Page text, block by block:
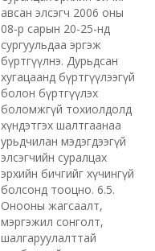
авсан элсэгч 2006 оны
08-р сарын 20-25-нд
сургуульдаа эргэж
бүртгүүлнэ. Дурьдсан
хугацаанд бүртгүүлээгүй
болон бүртгүүлэх
боломжгүй тохиолдолд
хүндэтгэх шалтгаанаа
урьдчилан мэдэгдээгүй
элсэгчийн суралцах
эрхийн бичгийг хүчингүй
болсонд тооцно. 6.5.
Онооны жагсаалт,
мэргэжил сонголт,
шалгаруулалттай